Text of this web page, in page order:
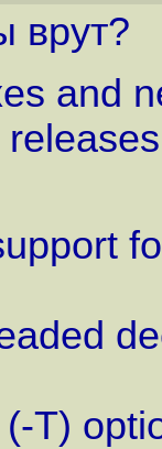
врут?
and
for